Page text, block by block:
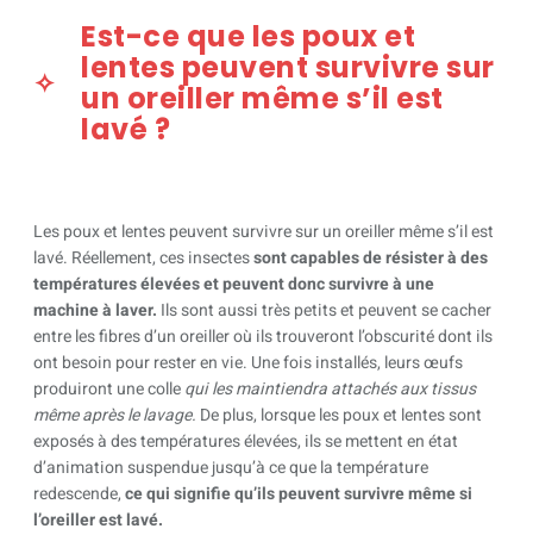
Est-ce que les poux et
lentes peuvent survivre sur
un oreiller même s’il est
lavé ?
Les poux et lentes peuvent survivre sur un oreiller même s’il est
lavé. Réellement, ces insectessont capables de résister à des
températures élevées et peuvent donc survivre à une
machine à laver. Ils sont aussi très petits et peuvent se cacher
entre les fibres d’un oreiller où ils trouveront l’obscurité dont ils
ont besoin pour rester en vie. Une fois installés, leurs œufs
produiront une collequi les maintiendra attachés aux tissus
même après le lavage. De plus, lorsque les poux et lentes sont
exposés à des températures élevées, ils se mettent en état
d’animation suspendue jusqu’à ce que la température
redescende,ce qui signifie qu’ils peuvent survivre même si
l’oreiller est lavé.